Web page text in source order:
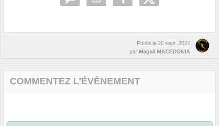
Publié le 26 sept. 2022
par Magali MACEDONIA
COMMENTEZ L’ÉVÈNEMENT